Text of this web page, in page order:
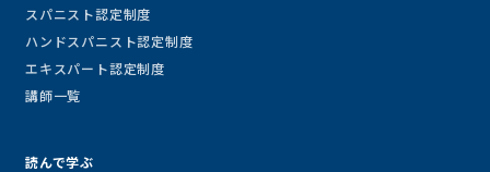
スパニスト認定制度
ハンドスパニスト認定制度
エキスパート認定制度
講師一覧
読んで学ぶ